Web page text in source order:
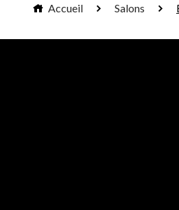
Accueil Salons